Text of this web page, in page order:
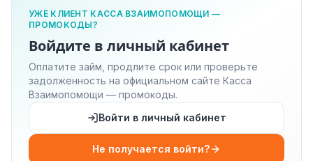
УЖЕ КЛИЕНТ КАССА ВЗАИМОПОМОЩИ —
ПРОМОКОДЫ?
Войдите в личный кабинет
Оплатите займ, продлите срок или проверьте
задолженность на официальном сайте Касса
Взаимопомощи — промокоды.
Войти в личный кабинет
Не получается войти?